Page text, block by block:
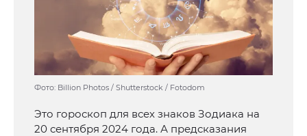
Фото: Billion Photos / Shutterstock / Fotodom
Это гороскоп для всех знаков Зодиака на
20 сентября 2024 года. А предсказания